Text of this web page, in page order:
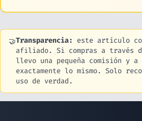
🤝Transparencia: este artículo
afiliado. Si compras a través
llevo una pequeña comisión y
exactamente lo mismo. Solo
uso de verdad.